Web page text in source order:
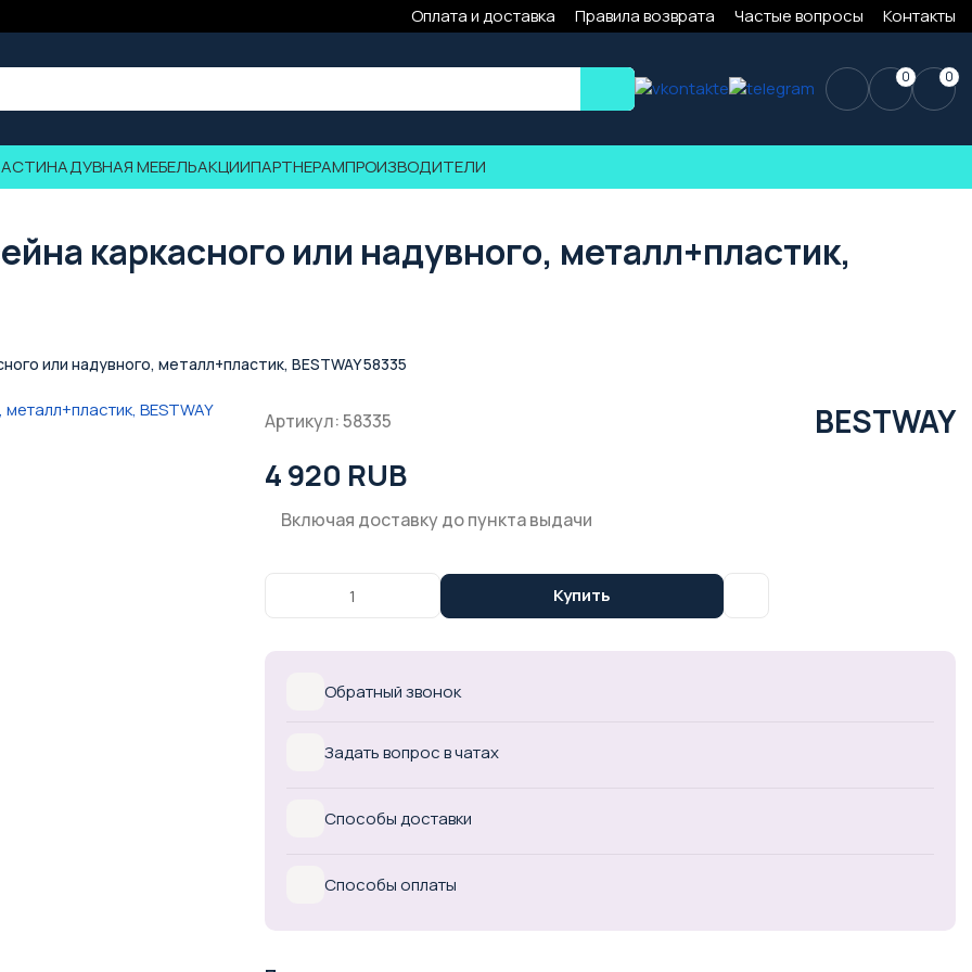
Оплата и доставка Правила возврата Частые вопросы Контакты
0 0
НАДУВНАЯ МЕБЕЛЬАКЦИИПАРТНЕРАМПРОИЗВОДИТЕЛИ
каркасного или надувного, металл+пластик,
или надувного, металл+пластик, BESTWAY 58335
Артикул: 58335 BESTWAY
4 920 RUB
Включая доставку до пункта выдачи
Купить
Обратный звонок
Задать вопрос в чатах
Способы доставки
Способы оплаты